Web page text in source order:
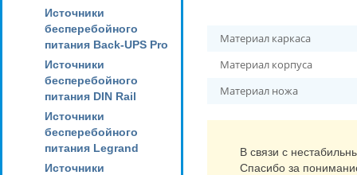
Источники
бесперебойного
питания Back-UPS Pro
Источники
бесперебойного
питания DIN Rail
Источники
бесперебойного
питания Legrand
Источники
Материал каркаса
Материал корпуса
Материал ножа
В связи с
Спасибо за